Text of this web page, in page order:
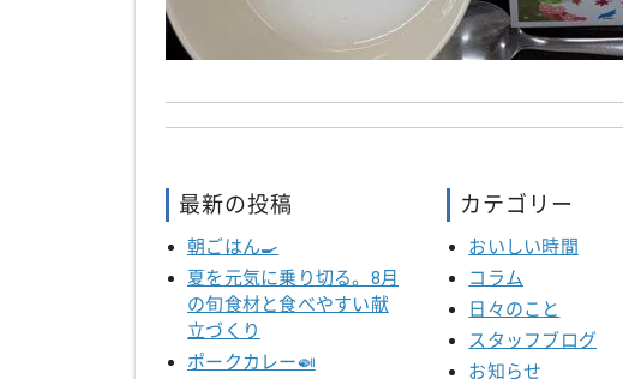
最新の投稿
朝ごはん🍳
夏を元気に乗り切る。8月
の旬食材と食べやすい献
立づくり
ポークカレー🍛
カテゴリー
おいしい時間
コラム
日々のこと
スタッフブログ
お知らせ